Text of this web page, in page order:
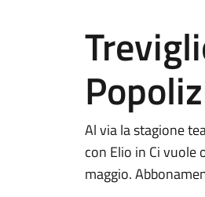
Al via la stagione
con Elio in Ci vuole
maggio.